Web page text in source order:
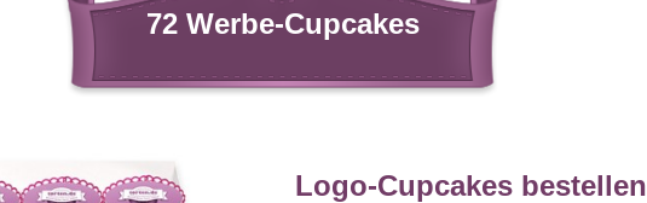
72 Werbe-Cupcakes
Logo-Cupcakes bestellen